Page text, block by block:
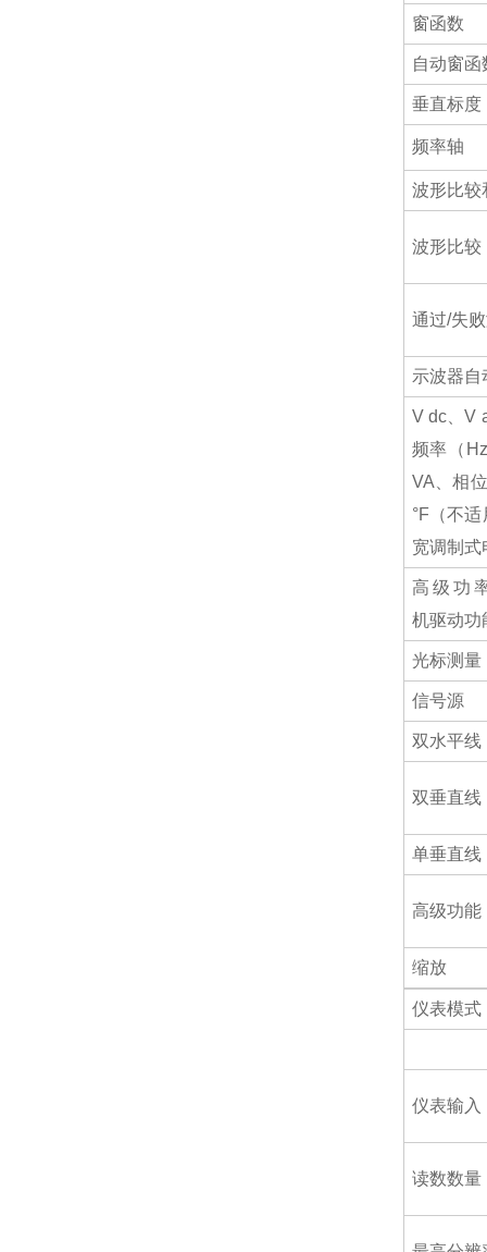
窗函数
自动窗函
垂直标度
频率轴
波形比较
波形比较
通过/失
示波器自
V dc、V
频率（
VA、相
°F（不
宽调制式
高级功
机驱动功
光标测量
信号源
双水平线
双垂直线
单垂直线
高级功能
缩放
仪表模式
仪表输入
读数数量